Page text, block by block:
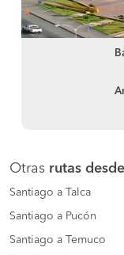
Otras rutas
Santiago a Talca
Santiago a Pucón
Santiago a Temuco